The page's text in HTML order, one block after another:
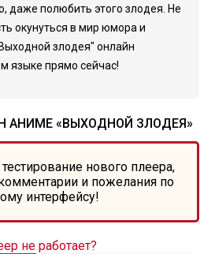
даже полюбить этого злодея. Не
окунуться в мир юмора и
злодея" онлайн
языке прямо сейчас!
АНИМЕ «ВЫХОДНОЙ ЗЛОДЕЯ»
нового плеера,
и пожелания по
интерфейсу!
не работает?